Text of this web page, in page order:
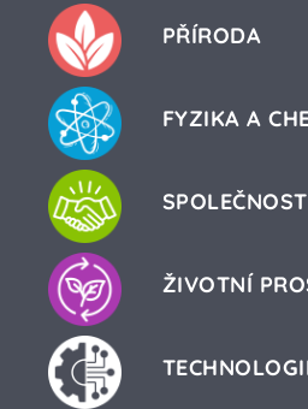
PŘÍRODA
FYZIKA A
SPOLEČNOST
ŽIVOTNÍ